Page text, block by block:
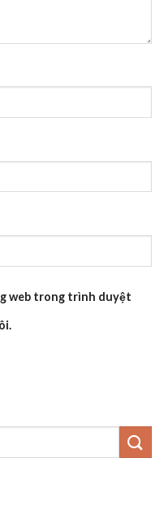
web trong trình duyệt